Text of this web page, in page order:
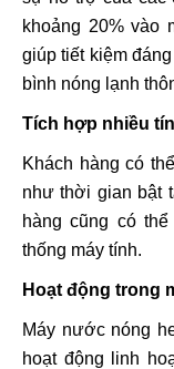
khoảng 20% vào
giúp tiết kiệm
bình nóng lạnh
Tích hợp nhiều
Khách hàng có
như thời gian bật
hàng cũng có
thống máy tính.
Hoạt động trong
Máy nước nóng
hoạt động linh